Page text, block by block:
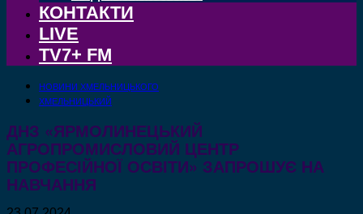
КОНТАКТИ
LIVE
TV7+ FM
НОВИНИ ХМЕЛЬНИЦЬКОГО
ХМЕЛЬНИЦЬКИЙ
ДНЗ «ЯРМОЛИНЕЦЬКИЙ
АГРОПРОМИСЛОВИЙ ЦЕНТР
ПРОФЕСІЙНОЇ ОСВІТИ» ЗАПРОШУЄ НА
НАВЧАННЯ